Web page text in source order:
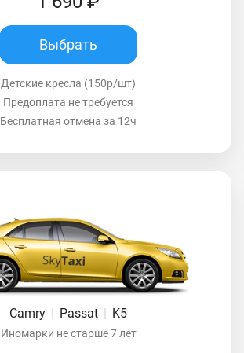
Выбрать
Детские кресла (150р/шт)
Предоплата не требуется
Бесплатная отмена за 12ч
Camry Passat K5
Иномарки не старше 7 лет